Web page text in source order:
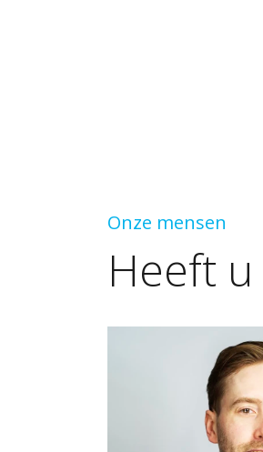
Onze mensen
Heeft u